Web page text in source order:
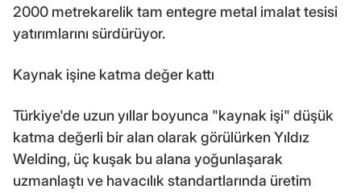
2000 metrekarelik tam entegre metal imalat tesisi
yatırımlarını sürdürüyor.
Kaynak işine katma değer kattı
Türkiye'de uzun yıllar boyunca "kaynak işi" düşük
katma değerli bir alan olarak görülürken Yıldız
Welding, üç kuşak bu alana yoğunlaşarak
uzmanlaştı ve havacılık standartlarında üretim